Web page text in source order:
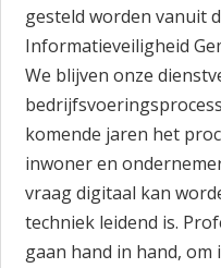
gesteld worden vanuit
Informatieveiligheid
We blijven onze
komende jaren het
inwoner en
vraag digitaal kan
techniek leidend is.
gaan hand in hand,